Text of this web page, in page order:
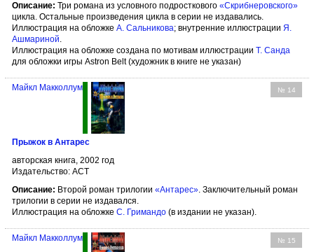
Описание: Три романа из условного подросткового «Скрибнеровского»
цикла. Остальные произведения цикла в серии не издавались.
Иллюстрация на обложке А. Сальникова; внутренние иллюстрации Я.
Ашмариной.
Иллюстрация на обложке создана по мотивам иллюстрации Т. Санда
для обложки игры Astron Belt (художник в книге не указан)
№ 14
Майкл Макколлум
Прыжок в Антарес
авторская книга, 2002 год
Издательство: АСТ
Описание: Второй роман трилогии «Антарес». Заключительный роман
трилогии в серии не издавался.
Иллюстрация на обложке С. Гримандо (в издании не указан).
№ 15
Майкл Макколлум